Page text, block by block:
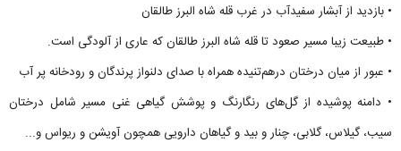
• بازدید از آبشار سفیدآب در غرب قله شاه البرز طالقان
• طبیعت زیبا مسیر صعود تا قله شاه البرز طالقان که عاری از آلودگی است.
• عبور از میان درختان درهم‌تنیده همراه با صدای دلنواز پرندگان و رودخانه پر آب
• دامنه پوشیده از گل‌های رنگارنگ و پوشش گیاهی غنی مسیر شامل درختان
سیب، گیلاس، گلابی، چنار و بید و گیاهان دارویی همچون آویشن و ریواس و...